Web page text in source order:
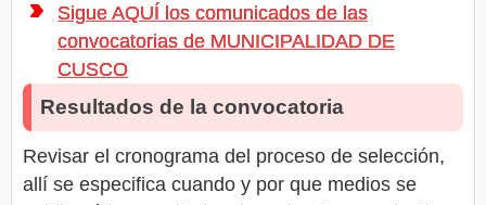
Sigue AQUÍ los comunicados de las
convocatorias de MUNICIPALIDAD DE
CUSCO
Resultados de la convocatoria
Revisar el cronograma del proceso de selección,
allí se especifica cuando y por que medios se